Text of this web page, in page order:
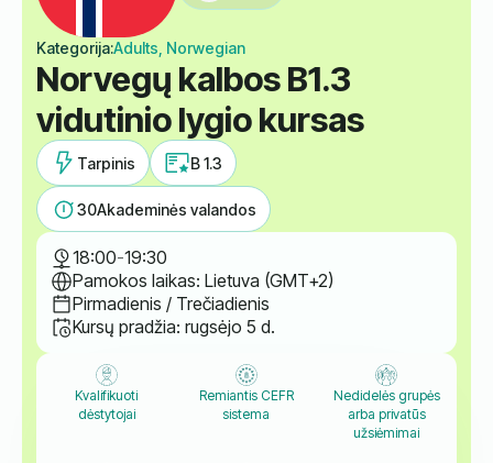
Kategorija:Adults, Norwegian
Norvegų kalbos B1.3
vidutinio lygio kursas
Tarpinis B 1.3
30Akademinės valandos
18:00-19:30
Pamokos laikas: Lietuva (GMT+2)
Pirmadienis / Trečiadienis
Kursų pradžia: rugsėjo 5 d.
Kvalifikuoti
dėstytojai
Remiantis CEFR
sistema
Nedidelės grupės
arba privatūs
užsiėmimai